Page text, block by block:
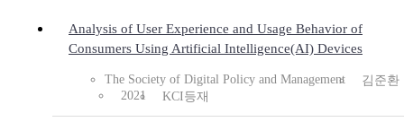
Analysis of User Experience and Usage Behavior of
Consumers Using Artificial Intelligence(AI) Devices
The Society of Digital Policy and Management
김준환
2021
KCI등재